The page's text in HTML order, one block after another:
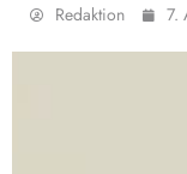
Redaktion 7.